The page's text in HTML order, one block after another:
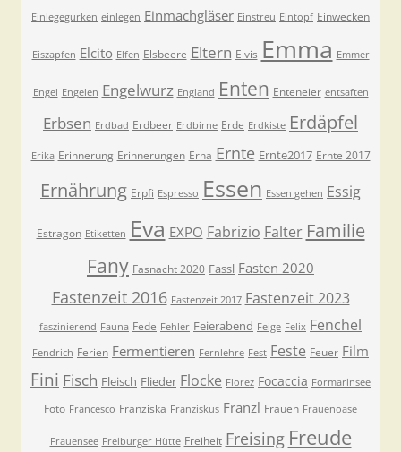
Einlegegurken einlegen Einmachgläser Einstreu Eintopf Einwecken
Eiszapfen Elcito Elfen Elsbeere Eltern Elvis Emma Emmer
Engel Engelen Engelwurz England Enten Enteneier entsaften
Erbsen Erdbad Erdbeer Erdbirne Erde Erdkiste Erdäpfel
Erika Erinnerung Erinnerungen Erna Ernte Ernte2017 Ernte 2017
Ernährung Erpfi Espresso Essen Essen gehen Essig
Estragon Etiketten Eva EXPO Fabrizio Falter Familie
Fany Fasnacht 2020 Fassl Fasten 2020
Fastenzeit 2016 Fastenzeit 2017 Fastenzeit 2023
faszinierend Fauna Fede Fehler Feierabend Feige Felix Fenchel
Fendrich Ferien Fermentieren Fernlehre Fest Feste Feuer Film
Fini Fisch Fleisch Flieder Flocke Florez Focaccia Formarinsee
Foto Francesco Franziska Franziskus Franzl Frauen Frauenoase
Frauensee Freiburger Hütte Freiheit Freising Freude